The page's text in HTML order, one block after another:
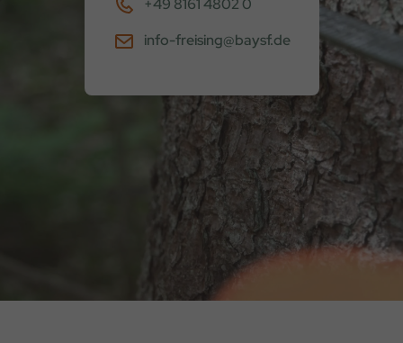
+49 8161 4802 0
info-freising@baysf.de